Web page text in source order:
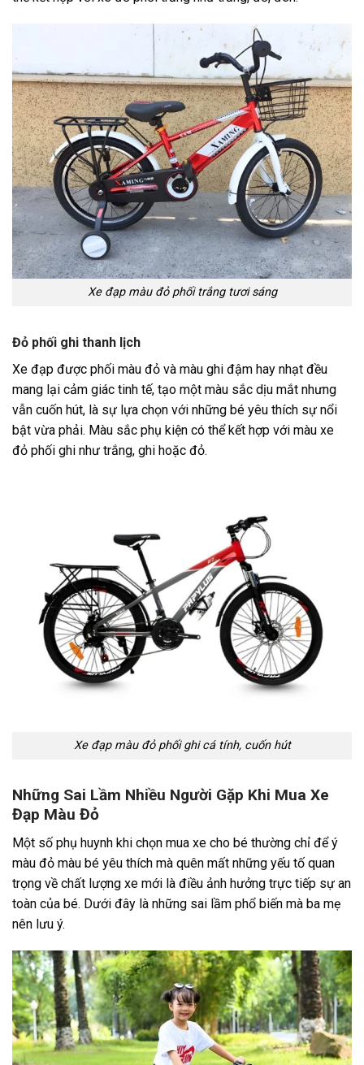
Xe đạp màu đỏ phối trắng tươi sáng
Đỏ phối ghi thanh lịch
Xe đạp được phối màu đỏ và màu ghi đậm hay nhạt đều
mang lại cảm giác tinh tế, tạo một màu sắc dịu mắt nhưng
vẫn cuốn hút, là sự lựa chọn với những bé yêu thích sự nổi
bật vừa phải. Màu sắc phụ kiện có thể kết hợp với màu xe
đỏ phối ghi như trắng, ghi hoặc đỏ.
Xe đạp màu đỏ phối ghi cá tính, cuốn hút
Những Sai Lầm Nhiều Người Gặp Khi Mua Xe
Đạp Màu Đỏ
Một số phụ huynh khi chọn mua xe cho bé thường chỉ để ý
màu đỏ màu bé yêu thích mà quên mất những yếu tố quan
trọng về chất lượng xe mới là điều ảnh hưởng trực tiếp sự an
toàn của bé. Dưới đây là những sai lầm phổ biến mà ba mẹ
nên lưu ý.